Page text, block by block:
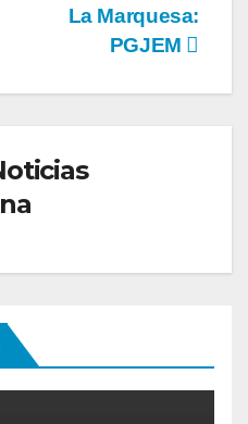
La Marquesa:
PGJEM